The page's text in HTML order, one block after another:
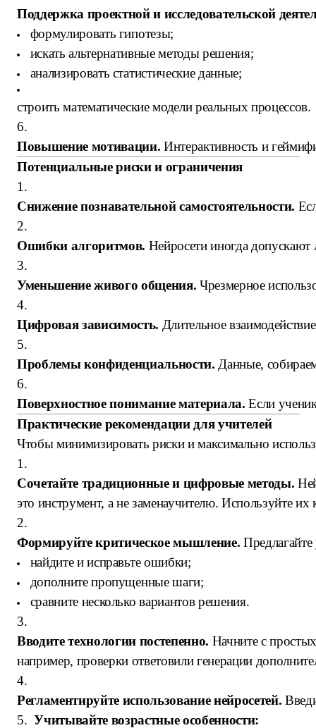
Поддержка проектной и исследовательской
формулировать гипотезы;
искать альтернативные методы решения;
анализировать статистические данные;
строить математические модели реальных процессов.
6.
Повышение мотивации. Интерактивность и
Потенциальные риски и ограничения
1.
Снижение познавательной самостоятельности.
2.
Ошибки алгоритмов. Нейросети иногда
3.
Уменьшение живого общения. Чрезмерное
4.
Цифровая зависимость. Длительное
5.
Проблемы конфиденциальности. Данные,
6.
Поверхностное понимание материала. Если
Практические рекомендации для учителей
Чтобы минимизировать риски и максимально
1.
Сочетайте традиционные и цифровые методы.
это инструмент, а не заменаучителю. Используйте
2.
Формируйте критическое мышление.
найдите и исправьте ошибки;
дополните пропущенные шаги;
сравните несколько вариантов решения.
3.
Вводите технологии постепенно. Начните с
например, проверки ответовили генерации
4.
Регламентируйте использование нейросетей.
5. Учитывайте возрастные особенности: